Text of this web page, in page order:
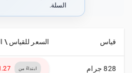
السلة.
قياس السعر للقياس \
828 جرام ابتداءً من ‏1.27 ₪